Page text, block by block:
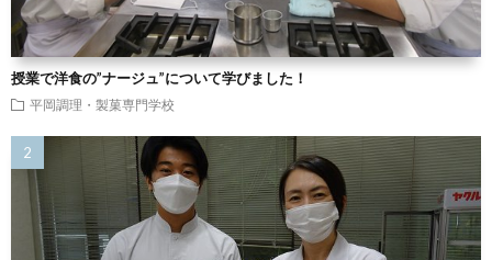
授業で洋食の”ナージュ”について学びました！
平岡調理・製菓専門学校